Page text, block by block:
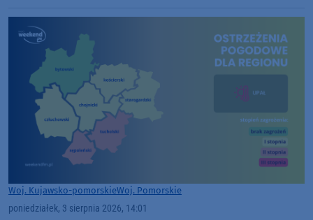
Woj. Kujawsko-pomorskieWoj. Pomorskie
poniedziałek, 3 sierpnia 2026, 14:01